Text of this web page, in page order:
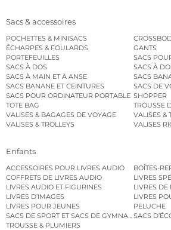
Sacs & accessoires
POCHETTES & MINISACS
ÉCHARPES & FOULARDS
GANTS
PORTEFEUILLES
SACS
SACS À DOS
SACS À
SACS À MAIN ET À ANSE
SACS
SACS BANANE ET CEINTURES
SACS DE
SACS POUR ORDINATEUR PORTABLE SHOPPER
TOTE BAG
TROUSSE
VALISES & BAGAGES DE VOYAGE
VALISES &
VALISES & TROLLEYS
VALISES
Enfants
ACCESSOIRES POUR LIVRES AUDIO
BOÎTES-
COFFRETS DE LIVRES AUDIO
LIVRES
LIVRES AUDIO ET FIGURINES
LIVRES DE
LIVRES D’IMAGES
LIVRES
LIVRES POUR JEUNES
PELUCHE
SACS DE SPORT ET SACS DE GYMNASTIQUE
SACS
TROUSSE & PLUMIERS